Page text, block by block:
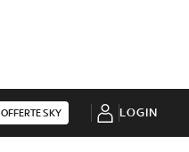
OFFERTE SKY LOGIN